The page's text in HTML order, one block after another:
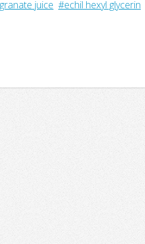
juice #echil hexyl glycerin